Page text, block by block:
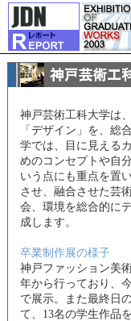
神戸芸術工科大学は
「デザイン」を、総
学では、目に見える
めのコンセプトや自
いう点にも重点を置
させ、融合させた芸
会、環境を総合的に
成します。
卒業制作展の様子
神戸ファッション美
年から行っており、
で展示。また最終日
て、13名の学生作品